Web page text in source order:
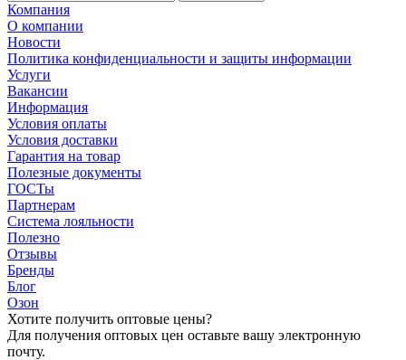
Компания
О компании
Новости
Политика конфиденциальности и защиты информации
Услуги
Вакансии
Информация
Условия оплаты
Условия доставки
Гарантия на товар
Полезные документы
ГОСТы
Партнерам
Система лояльности
Полезно
Отзывы
Бренды
Блог
Озон
Хотите получить оптовые цены?
Для получения оптовых цен оставьте вашу электронную
почту.